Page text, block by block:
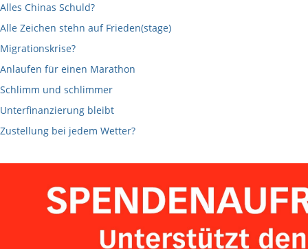
Alles Chinas Schuld?
Alle Zeichen stehn auf Frieden(stage)
Migrationskrise?
Anlaufen für einen Marathon
Schlimm und schlimmer
Unterfinanzierung bleibt
Zustellung bei jedem Wetter?